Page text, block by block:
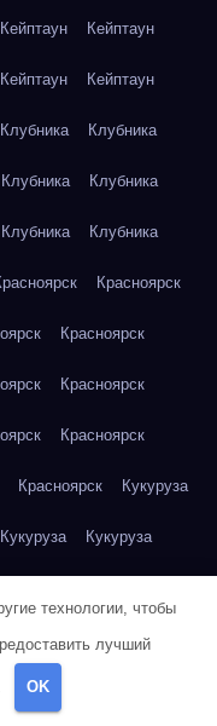
Кейптаун Кейптаун
Кейптаун Кейптаун
Клубника Клубника
Клубника Клубника
Клубника Клубника
Красноярск
Красноярск
Красноярск
Красноярск
Красноярск Кукуруза
Кукуруза Кукуруза
Куриная грудка
Куриная грудка
технологии, чтобы
лучший
OK